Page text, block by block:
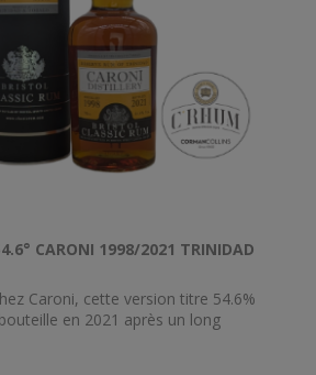
CARONI 1998/2021 TRINIDAD
Caroni, cette version titre 54.6%
en 2021 après un long